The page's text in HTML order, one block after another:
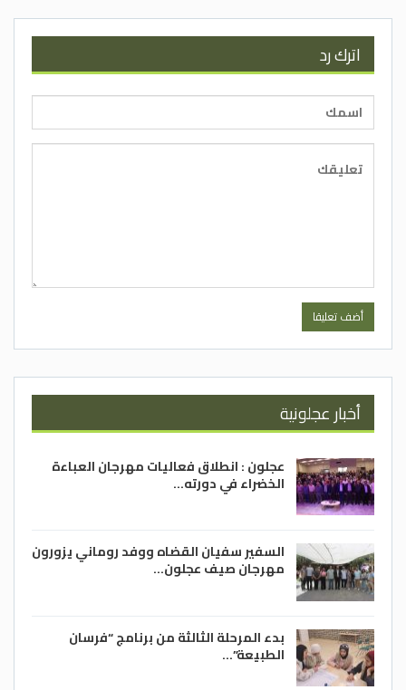
اترك رد
أخبار عجلونية
عجلون : انطلاق فعاليات مهرجان العباءة
الخضراء في دورته…
السفير سفيان القضاه ووفد روماني يزورون
مهرجان صيف عجلون…
بدء المرحلة الثالثة من برنامج “فرسان
الطبيعة”…